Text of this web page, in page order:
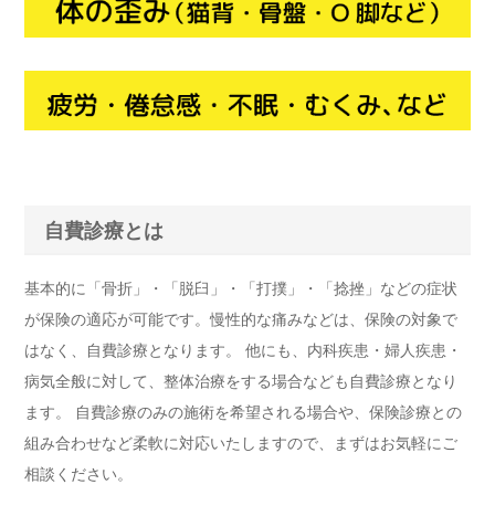
自費診療とは
基本的に「骨折」・「脱臼」・「打撲」・「捻挫」などの症状
が保険の適応が可能です。慢性的な痛みなどは、保険の対象で
はなく、自費診療となります。 他にも、内科疾患・婦人疾患・
病気全般に対して、整体治療をする場合なども自費診療となり
ます。 自費診療のみの施術を希望される場合や、保険診療との
組み合わせなど柔軟に対応いたしますので、まずはお気軽にご
相談ください。